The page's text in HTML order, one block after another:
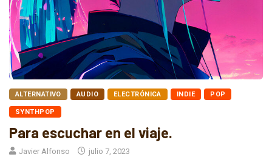
ALTERNATIVO AUDIO ELECTRÓNICA INDIE POP
SYNTHPOP
Para escuchar en el viaje.
Javier Alfonso julio 7, 2023